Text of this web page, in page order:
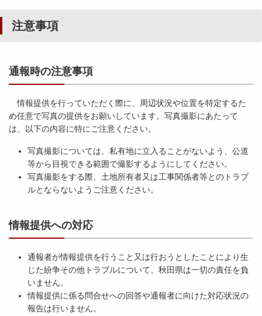
注意事項
通報時の注意事項
情報提供を行っていただく際に、周辺状況や位置を特定するた
め任意で写真の提供をお願いしています。写真撮影にあたって
は、以下の内容に特にご注意ください。
写真撮影については、私有地に立入ることがないよう、公道
等から目視できる範囲で撮影するようにしてください。
写真撮影をする際、土地所有者又は工事関係者等とのトラブ
ルとならないようご注意ください。
情報提供への対応
通報者が情報提供を行うこと又は行おうとしたことにより生
じた紛争その他トラブルについて、秋田県は一切の責任を負
いません。
情報提供に係る問合せへの回答や通報者に向けた対応状況の
報告は行いません。